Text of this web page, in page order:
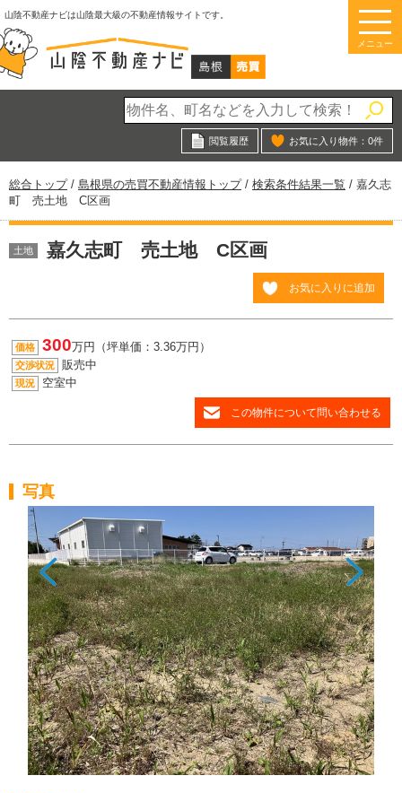
このページの本文へ
山陰不動産ナビは山陰最大級の不動産情報サイトです。
メニュー
閲覧履歴 お気に入り物件： 0件
現
在
の
置：
総合トップ/ 島根県の売買不動産情報トップ/ 検索条件結果一覧 / 嘉久志
町 売土地 C区画
土地 嘉久志町 売土地 C区画
お気に入りに追加
価格 300万円（坪単価：3.36万円）
交渉状況 販売中
現況 空室中
この物件について問い合わせる
写真